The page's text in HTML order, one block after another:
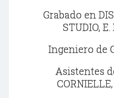
Grabado en
STUDIO,
Ingeniero de
Asistentes